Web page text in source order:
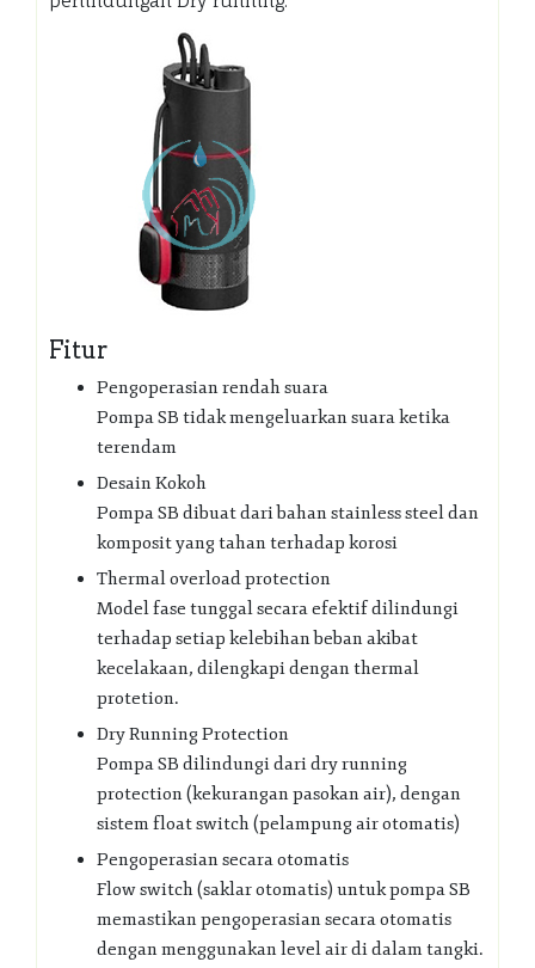
Fitur
Pengoperasian rendah suara
Pompa SB tidak mengeluarkan suara ketika
terendam
Desain Kokoh
Pompa SB dibuat dari bahan stainless steel dan
komposit yang tahan terhadap korosi
Thermal overload protection
Model fase tunggal secara efektif dilindungi
terhadap setiap kelebihan beban akibat
kecelakaan, dilengkapi dengan thermal
protetion.
Dry Running Protection
Pompa SB dilindungi dari dry running
protection (kekurangan pasokan air), dengan
sistem float switch (pelampung air otomatis)
Pengoperasian secara otomatis
Flow switch (saklar otomatis) untuk pompa SB
memastikan pengoperasian secara otomatis
dengan menggunakan level air di dalam tangki.